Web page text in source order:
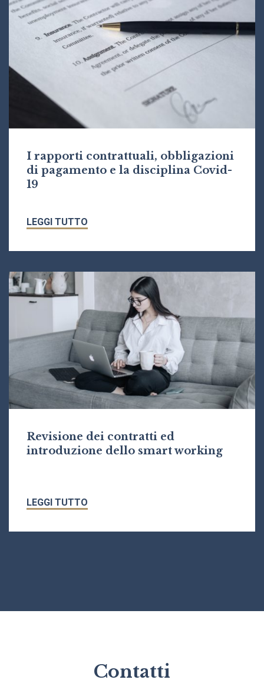
I rapporti contrattuali, obbligazioni
di pagamento e la disciplina Covid-
19
LEGGI TUTTO
Revisione dei contratti ed
introduzione dello smart working
LEGGI TUTTO
Contatti